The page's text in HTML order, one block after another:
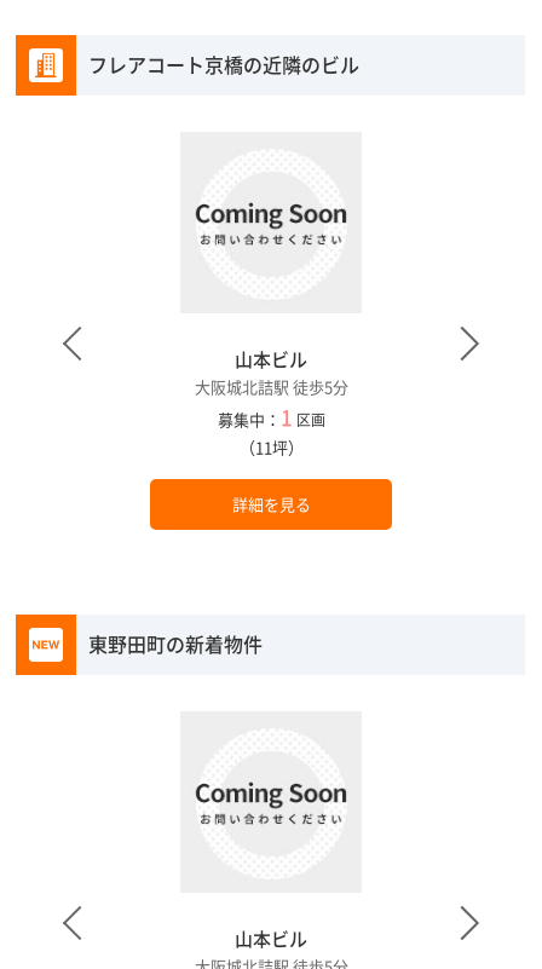
フレアコート京橋の近隣のビル
山本ビル
大阪城北詰駅 徒歩5分
募集中： 1 区画
（11坪）
詳細を見る
東野田町の新着物件
山本ビル